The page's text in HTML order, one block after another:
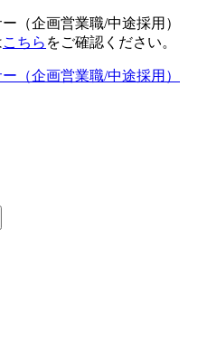
（企画営業職/中途採用）
こちら をご確認ください。
（企画営業職/中途採用）